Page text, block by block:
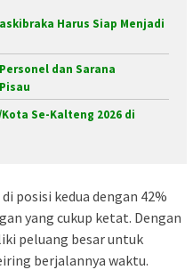
Harus Siap Menjadi
dan Sarana
Se-Kalteng 2026 di
posisi kedua dengan 42%
yang cukup ketat. Dengan
peluang besar untuk
berjalannya waktu.